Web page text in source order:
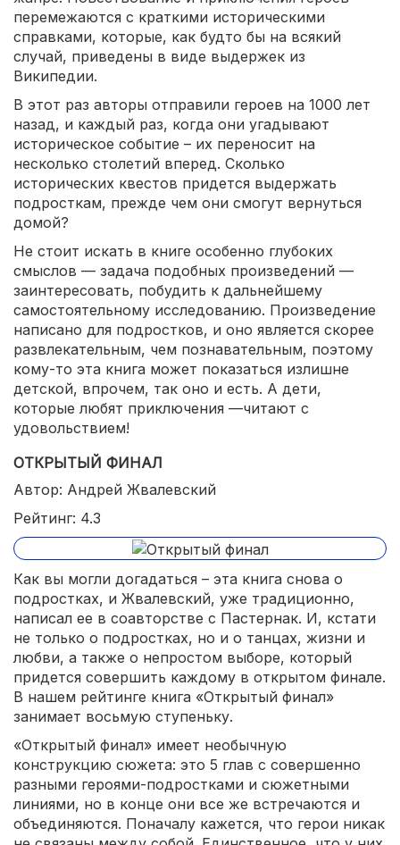
перемежаются с краткими историческими
справками, которые, как будто бы на всякий
случай, приведены в виде выдержек из
Википедии.
В этот раз авторы отправили героев на 1000 лет
назад, и каждый раз, когда они угадывают
историческое событие – их переносит на
несколько столетий вперед. Сколько
исторических квестов придется выдержать
подросткам, прежде чем они смогут вернуться
домой?
Не стоит искать в книге особенно глубоких
смыслов — задача подобных произведений —
заинтересовать, побудить к дальнейшему
самостоятельному исследованию. Произведение
написано для подростков, и оно является скорее
развлекательным, чем познавательным, поэтому
кому-то эта книга может показаться излишне
детской, впрочем, так оно и есть. А дети,
которые любят приключения —читают с
удовольствием!
ОТКРЫТЫЙ ФИНАЛ
Автор: Андрей Жвалевский
Рейтинг: 4.3
Как вы могли догадаться – эта книга снова о
подростках, и Жвалевский, уже традиционно,
написал ее в соавторстве с Пастернак. И, кстати
не только о подростках, но и о танцах, жизни и
любви, а также о непростом выборе, который
придется совершить каждому в открытом финале.
В нашем рейтинге книга «Открытый финал»
занимает восьмую ступеньку.
«Открытый финал» имеет необычную
конструкцию сюжета: это 5 глав с совершенно
разными героями-подростками и сюжетными
линиями, но в конце они все же встречаются и
объединяются. Поначалу кажется, что герои никак